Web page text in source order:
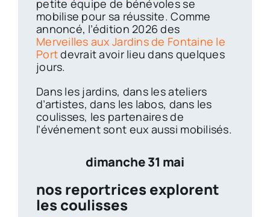
petite équipe de bénévoles se
mobilise pour sa réussite. Comme
annoncé, l’édition 2026 des
Merveilles aux Jardins de Fontaine le
Portdevrait avoir lieu dans quelques
jours.
Dans les jardins, dans les ateliers
d’artistes, dans les labos, dans les
coulisses, les partenaires de
l’événement sont eux aussi mobilisés.
dimanche 31 mai
nos reportrices explorent
les coulisses